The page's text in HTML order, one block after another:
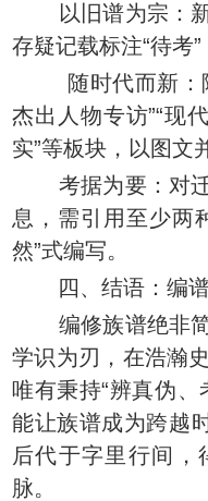
以旧谱为宗：
存疑记载标注“待考
随时代而新：
杰出人物专访”“现
实”等板块，以图文
考据为要：对
息，需引用至少两
然”式编写。
四、结语：编
编修族谱绝非
学识为刃，在浩瀚
唯有秉持“辨真伪
能让族谱成为跨越
后代于字里行间，
脉。